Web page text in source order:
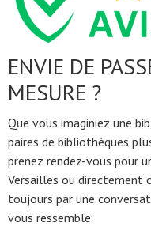
ENVIE DE
MESURE ?
Que vous imaginiez une
paires de bibliothèques
prenez rendez-vous pour
Versailles ou directement
toujours par une
vous ressemble.